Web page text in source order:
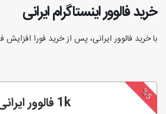
خرید فالوور اینستاگرام ایرانی
با خرید فالوور ایرانی، پس از خرید فورا افزایش
%5 1k فالوور ایرانی